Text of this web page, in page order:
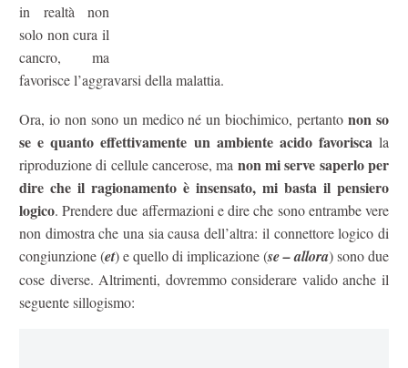
in realtà non
solo non cura il
cancro, ma
favorisce l’aggravarsi della malattia.
Ora, io non sono un medico né un biochimico, pertantonon so
se e quanto effettivamente un ambiente acido favorisca la
riproduzione di cellule cancerose, ma non mi serve saperlo per
dire che il ragionamento è insensato, mi basta il pensiero
logico. Prendere due affermazioni e dire che sono entrambe vere
non dimostra che una sia causa dell’altra: il connettore logico di
congiunzione (et) e quello di implicazione (se – allora) sono due
cose diverse. Altrimenti, dovremmo considerare valido anche il
seguente sillogismo: